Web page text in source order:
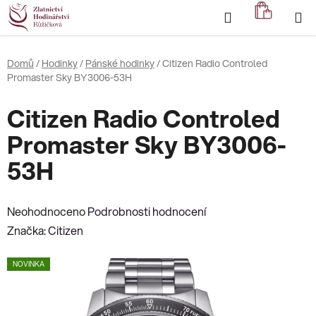
Přejít
na
obsah
Hledat
KOŠÍK
Domů / Hodinky/ Pánské hodinky/Citizen Radio Controled
Promaster Sky BY3006-53H
Citizen Radio Controled
Promaster Sky BY3006-
53H
Průměrné
hodnocení
je
NeohodnocenoPodrobnosti hodnocení
Značka:Citizen
NOVINKA